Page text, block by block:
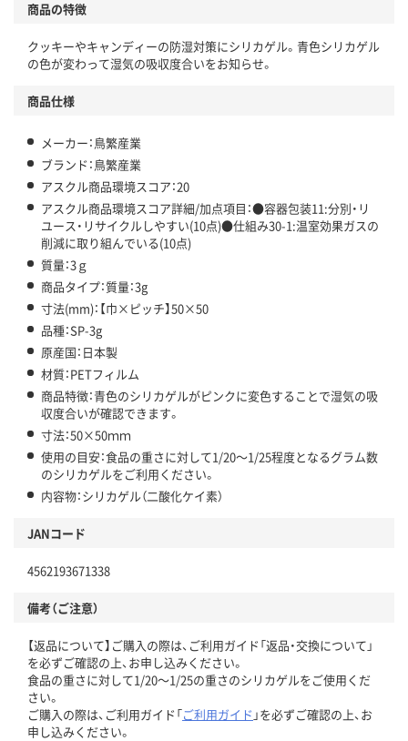
この商品の環境配慮ポイントです。下記商品詳細「
アスクル商品環境スコア詳細／加点項目
」で確認できます。
商品の特徴
クッキーやキャンディーの防湿対策にシリカゲル。青色シリカゲル
の色が変わって湿気の吸収度合いをお知らせ。
商品仕様
メーカー：鳥繁産業
ブランド：鳥繁産業
アスクル商品環境スコア：20
アスクル商品環境スコア詳細/加点項目：●容器包装11:分別・リ
ユース・リサイクルしやすい(10点)●仕組み30-1:温室効果ガスの
削減に取り組んでいる(10点)
質量：3ｇ
商品タイプ：質量：3g
寸法(mm)：【巾×ピッチ】50×50
品種：SP-3g
原産国：日本製
材質：PETフィルム
商品特徴：青色のシリカゲルがピンクに変色することで湿気の吸
収度合いが確認できます。
寸法：50×50ｍｍ
使用の目安：食品の重さに対して1/20～1/25程度となるグラム数
のシリカゲルをご利用ください。
内容物：シリカゲル（二酸化ケイ素）
JANコード
4562193671338
備考（ご注意）
【返品について】ご購入の際は、ご利用ガイド「返品・交換について」
を必ずご確認の上、お申し込みください。
食品の重さに対して1/20～1/25の重さのシリカゲルをご使用くだ
さい。
ご購入の際は、ご利用ガイド「ご利用ガイド 」を必ずご確認の上、お
申し込みください。